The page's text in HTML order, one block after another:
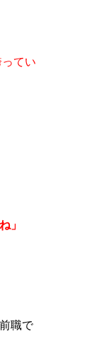
てい
」
職で